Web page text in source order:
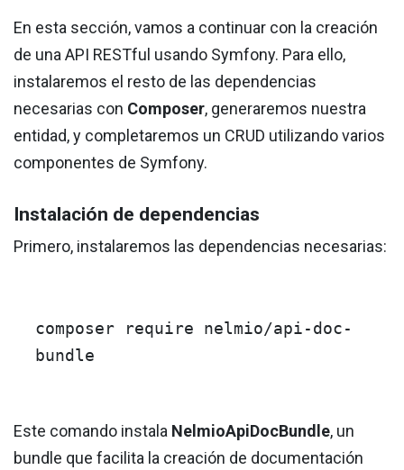
En esta sección, vamos a continuar con la creación
de una API RESTful usando Symfony. Para ello,
instalaremos el resto de las dependencias
necesarias con Composer, generaremos nuestra
entidad, y completaremos un CRUD utilizando varios
componentes de Symfony.
Instalación de dependencias
Primero, instalaremos las dependencias necesarias:
composer require nelmio/api-doc-
bundle
Este comando instala NelmioApiDocBundle, un
bundle que facilita la creación de documentación